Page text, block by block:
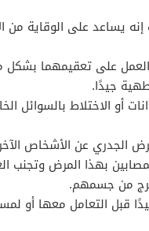
يساعد على الوقاية من
على تعقيمهما بشكل
جيدًا.
أو الاختلاط بالسوائل
الجدري عن الأشخاص
بهذا المرض وتجنب
من جسمهم.
قبل التعامل معها أو